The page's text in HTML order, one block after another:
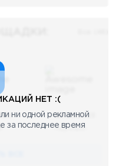
08.05.2023
Научный
НЕТ :(
ни одной рекламной
за последнее время